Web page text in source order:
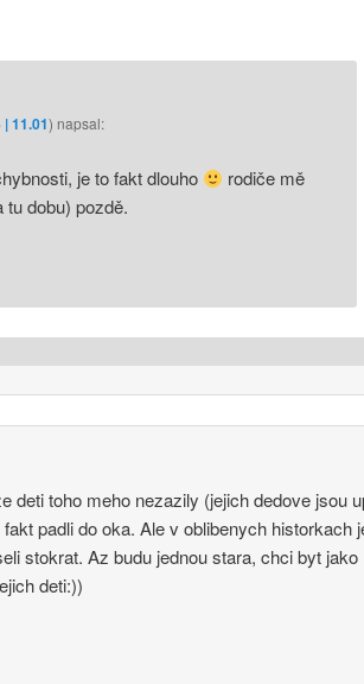
| 11.01) napsal:
je to fakt dlouho
rodiče mě
tu dobu) pozdě.
deti toho meho nezazily (jejich dedove jsou
padli do oka. Ale v oblibenych historkach
stokrat. Az budu jednou stara, chci byt jako
deti:))